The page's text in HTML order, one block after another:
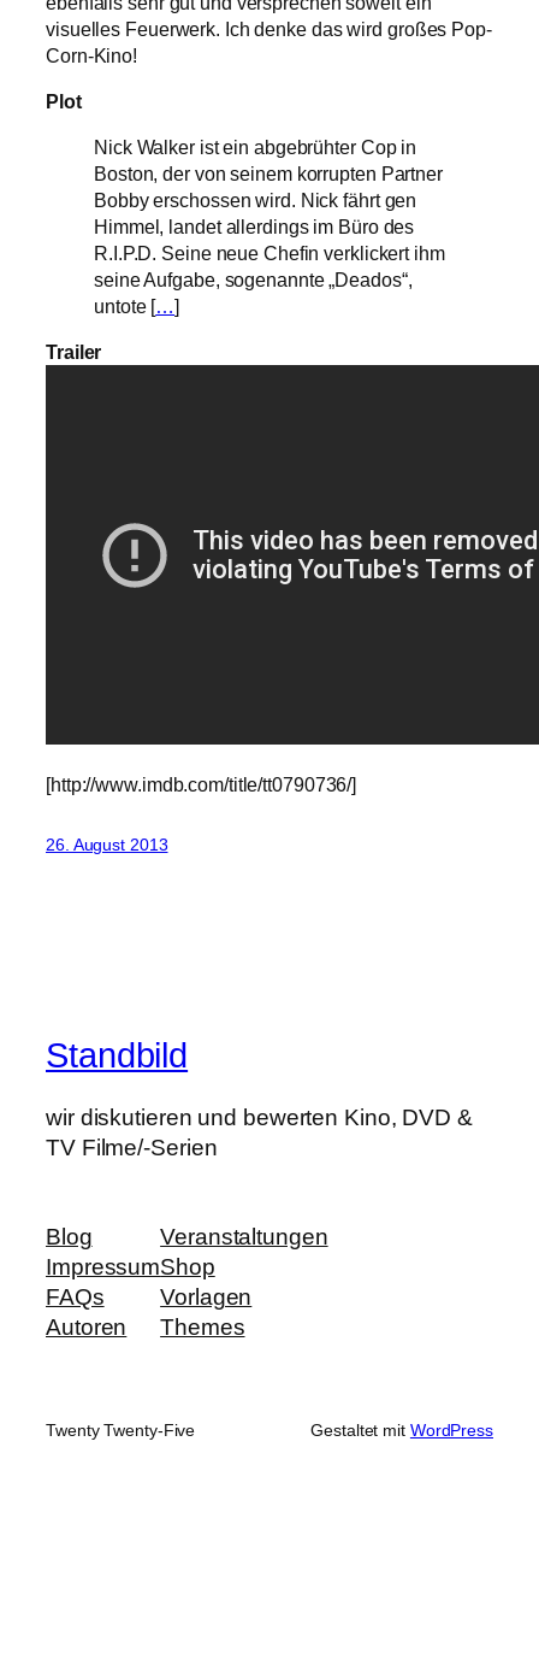
visuelles Feuerwerk. Ich denke das wird großes Pop-
Corn-Kino!
Plot
Nick Walker ist ein abgebrühter Cop in
Boston, der von seinem korrupten Partner
Bobby erschossen wird. Nick fährt gen
Himmel, landet allerdings im Büro des
R.I.P.D. Seine neue Chefin verklickert ihm
seine Aufgabe, sogenannte „Deados“,
untote […]
Trailer
[http://www.imdb.com/title/tt0790736/]
26. August 2013
Standbild
wir diskutieren und bewerten Kino, DVD &
TV Filme/-Serien
Blog
Impressum
FAQs
Autoren
Veranstaltungen
Shop
Vorlagen
Themes
Twenty Twenty-Five Gestaltet mit WordPress